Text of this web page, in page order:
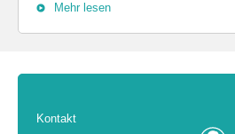
Mehr lesen
Kontakt